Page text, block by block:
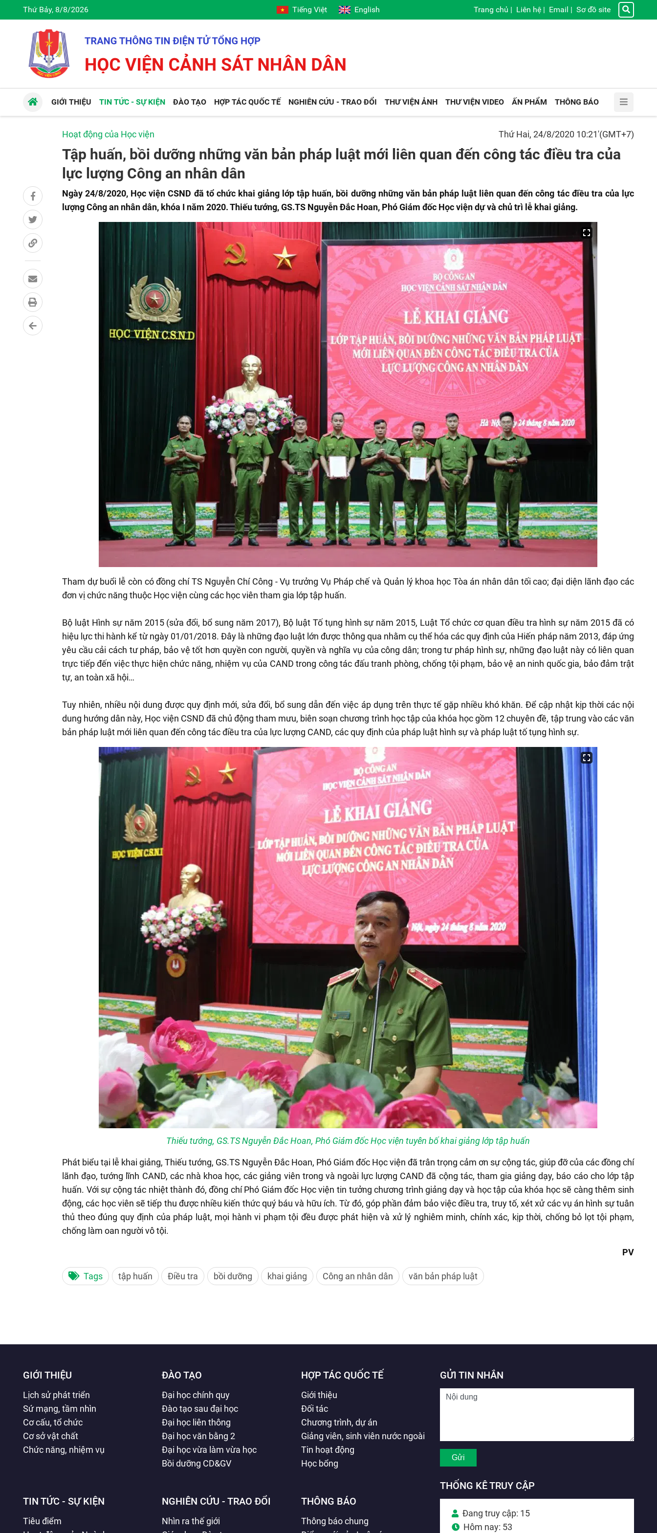
Thứ Bảy, 8/8/2026 Tiếng Việt English Trang chủ | Liên hệ | Email | Sơ đồ site
GIỚI THIỆU TIN TỨC - SỰ KIỆN ĐÀO TẠO HỢP TÁC QUỐC TẾ NGHIÊN CỨU - TRAO ĐỔI THƯ VIỆN ẢNH THƯ VIỆN VIDEO ẤN PHẨM THÔNG BÁO
Hoạt động của Học viện Thứ Hai, 24/8/2020 10:21'(GMT+7)
Tập huấn, bồi dưỡng những văn bản pháp luật mới liên quan đến công tác điều tra của
lực lượng Công an nhân dân
Ngày 24/8/2020, Học viện CSND đã tổ chức khai giảng lớp tập huấn, bồi dưỡng những văn bản pháp luật liên quan đến công tác điều tra của lực
lượng Công an nhân dân, khóa I năm 2020. Thiếu tướng, GS.TS Nguyễn Đắc Hoan, Phó Giám đốc Học viện dự và chủ trì lễ khai giảng.
Tham dự buổi lễ còn có đồng chí TS Nguyễn Chí Công - Vụ trưởng Vụ Pháp chế và Quản lý khoa học Tòa án nhân dân tối cao; đại diện lãnh đạo các
đơn vị chức năng thuộc Học viện cùng các học viên tham gia lớp tập huấn.
Bộ luật Hình sự năm 2015 (sửa đổi, bổ sung năm 2017), Bộ luật Tố tụng hình sự năm 2015, Luật Tổ chức cơ quan điều tra hình sự năm 2015 đã có
hiệu lực thi hành kể từ ngày 01/01/2018. Đây là những đạo luật lớn được thông qua nhằm cụ thể hóa các quy định của Hiến pháp năm 2013, đáp ứng
yêu cầu cải cách tư pháp, bảo vệ tốt hơn quyền con người, quyền và nghĩa vụ của công dân; trong tư pháp hình sự, những đạo luật này có liên quan
trực tiếp đến việc thực hiện chức năng, nhiệm vụ của CAND trong công tác đấu tranh phòng, chống tội phạm, bảo vệ an ninh quốc gia, bảo đảm trật
tự, an toàn xã hội…
Tuy nhiên, nhiều nội dung được quy định mới, sửa đổi, bổ sung dẫn đến việc áp dụng trên thực tế gặp nhiều khó khăn. Để cập nhật kịp thời các nội
dung hướng dân này, Học viện CSND đã chủ động tham mưu, biên soạn chương trình học tập của khóa học gồm 12 chuyên đề, tập trung vào các văn
bản pháp luật mới liên quan đến công tác điều tra của lực lượng CAND, các quy định của pháp luật hình sự và pháp luật tố tụng hình sự.
Thiếu tướng, GS.TS Nguyễn Đắc Hoan, Phó Giám đốc Học viện tuyên bố khai giảng lớp tập huấn
Phát biểu tại lễ khai giảng, Thiếu tướng, GS.TS Nguyễn Đắc Hoan, Phó Giám đốc Học viện đã trân trọng cảm ơn sự cộng tác, giúp đỡ của các đồng chí
lãnh đạo, tướng lĩnh CAND, các nhà khoa học, các giảng viên trong và ngoài lực lượng CAND đã cộng tác, tham gia giảng dạy, báo cáo cho lớp tập
huấn. Với sự cộng tác nhiệt thành đó, đồng chí Phó Giám đốc Học viện tin tưởng chương trình giảng dạy và học tập của khóa học sẽ càng thêm sinh
động, các học viên sẽ tiếp thu được nhiều kiến thức quý báu và hữu ích. Từ đó, góp phần đảm bảo việc điều tra, truy tố, xét xử các vụ án hình sự tuân
thủ theo đúng quy định của pháp luật, mọi hành vi phạm tội đều được phát hiện và xử lý nghiêm minh, chính xác, kịp thời, chống bỏ lọt tội phạm,
chống làm oan người vô tội.
PV
Tags tập huấn Điều tra bồi dưỡng khai giảng Công an nhân dân văn bản pháp luật
GIỚI THIỆU
Lịch sử phát triển
Sứ mạng, tầm nhìn
Cơ cấu, tổ chức
Cơ sở vật chất
Chức năng, nhiệm vụ
ĐÀO TẠO
Đại học chính quy
Đào tạo sau đại học
Đại học liên thông
Đại học văn bằng 2
Đại học vừa làm vừa học
Bồi dưỡng CD&GV
HỢP TÁC QUỐC TẾ
Giới thiệu
Đối tác
Chương trình, dự án
Giảng viên, sinh viên nước ngoài
Tin hoạt động
Học bổng
TIN TỨC - SỰ KIỆN
Tiêu điểm
NGHIÊN CỨU - TRAO ĐỔI
Nhìn ra thế giới
THÔNG BÁO
Thông báo chung
GỬI TIN NHẮN
THỐNG KÊ TRUY CẬP
Đang truy cập: 15
Hôm nay: 53